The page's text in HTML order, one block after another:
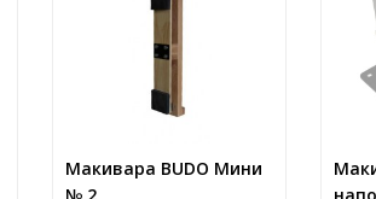
Макивара BUDO Мини